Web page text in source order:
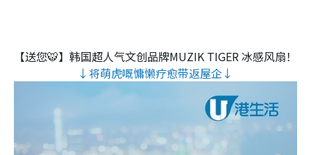
【送您🐯】韩国超人气文创品牌MUZIK TIGER 冰感风扇！
↓将萌虎嘅慵懒疗愈带返屋企↓